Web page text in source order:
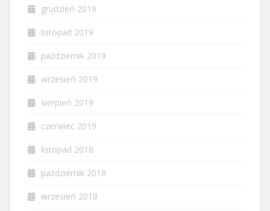
grudzień 2019
listopad 2019
październik 2019
wrzesień 2019
sierpień 2019
czerwiec 2019
listopad 2018
październik 2018
wrzesień 2018